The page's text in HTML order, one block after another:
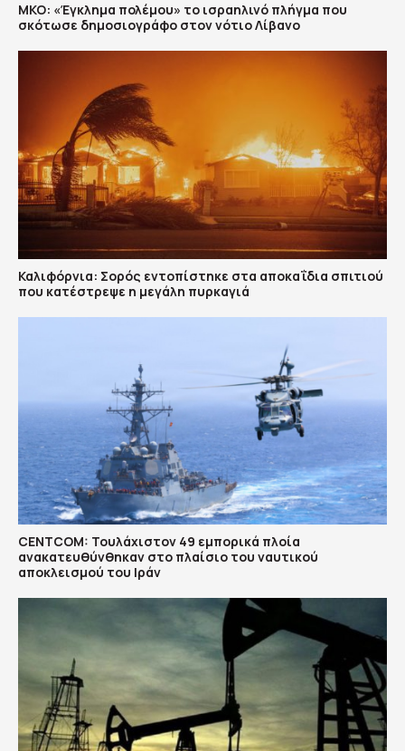
ΜΚΟ: «Έγκλημα πολέμου» το ισραηλινό πλήγμα που
σκότωσε δημοσιογράφο στον νότιο Λίβανο
Καλιφόρνια: Σορός εντοπίστηκε στα αποκαΐδια σπιτιού
που κατέστρεψε η μεγάλη πυρκαγιά
CENTCOM: Τουλάχιστον 49 εμπορικά πλοία
ανακατευθύνθηκαν στο πλαίσιο του ναυτικού
αποκλεισμού του Ιράν